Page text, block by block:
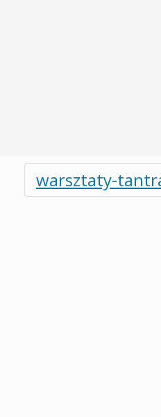
warsztaty-